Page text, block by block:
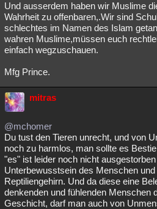
Und ausserdem haben wir Muslime
Wahrheit zu offenbaren,.Wir sind
schlechtes im Namen des Islam
wahren Muslime,müssen euch
einfach wegzuschauen.
Mfg Prince.
mitras
@mchomer
Du tust den Tieren unrecht, und von
noch zu harmlos, man sollte es
"es" ist leider noch nicht
Unterbewusstsein des Menschen
Reptiliengehirn. Und da diese eine
denkenden und fühlenden Menschen
Geschicht, darf man auch von